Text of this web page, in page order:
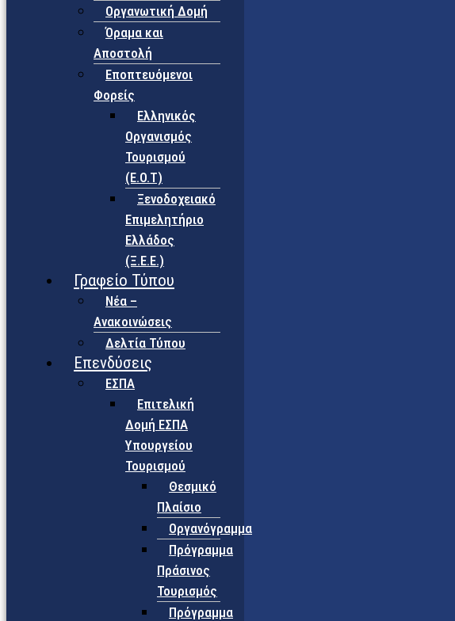
Οργανωτική Δομή
Όραμα και
Αποστολή
Εποπτευόμενοι
Φορείς
Eλληνικός
Οργανισμός
Τουρισμού
(Ε.Ο.Τ)
Ξενοδοχειακό
Επιμελητήριο
Ελλάδος
(Ξ.Ε.Ε.)
Γραφείο Τύπου
Νέα –
Ανακοινώσεις
Δελτία Τύπου
Επενδύσεις
ΕΣΠΑ
Επιτελική
Δομή ΕΣΠΑ
Υπουργείου
Τουρισμού
Θεσμικό
Πλαίσιο
Οργανόγραμμα
Πρόγραμμα
Πράσινος
Τουρισμός
Πρόγραμμα